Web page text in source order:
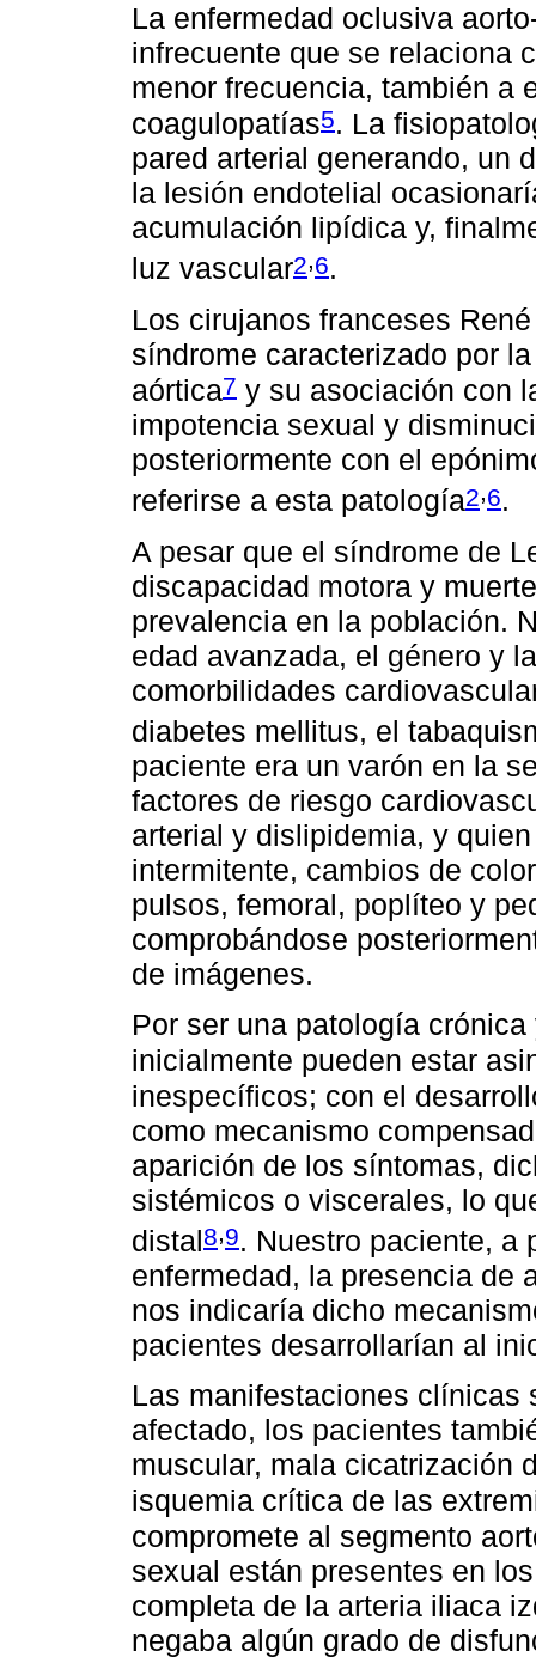
La enfermedad oclusiva
infrecuente que se relaciona
menor frecuencia, también a
coagulopatías5. La
pared arterial generando, un
la lesión endotelial
acumulación lipídica y,
luz vascular2,6.
Los cirujanos franceses
síndrome caracterizado por
aórtica7 y su asociación con
impotencia sexual y
posteriormente con el
referirse a esta patología2,6.
A pesar que el síndrome de
discapacidad motora y
prevalencia en la población.
edad avanzada, el género y
comorbilidades
diabetes mellitus, el
paciente era un varón en la
factores de riesgo
arterial y dislipidemia, y
intermitente, cambios de
pulsos, femoral, poplíteo y
comprobándose
de imágenes.
Por ser una patología
inicialmente pueden estar
inespecíficos; con el
como mecanismo
aparición de los síntomas,
sistémicos o viscerales, lo
distal8,9. Nuestro paciente, a
enfermedad, la presencia de
nos indicaría dicho
pacientes desarrollarían al
Las manifestaciones clínicas
afectado, los pacientes
muscular, mala cicatrización
isquemia crítica de las
compromete al segmento
sexual están presentes en
completa de la arteria iliaca
negaba algún grado de